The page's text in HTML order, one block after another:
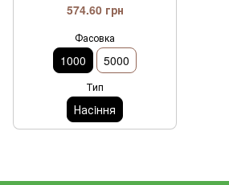
574.60 грн
Фасовка
1000 5000
Тип
Насiння